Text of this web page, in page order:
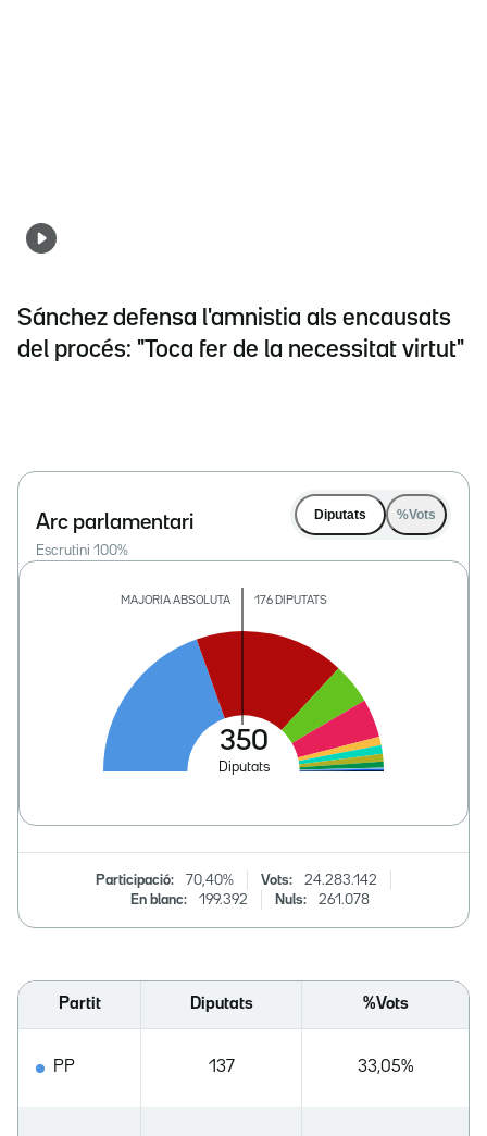
Sánchez defensa l'amnistia als encausats
del procés: "Toca fer de la necessitat virtut"
Arc parlamentari
Escrutini 100%
Diputats %Vots
Participació: 70,40% Vots:
24.283.142
En blanc:
199.392 Nuls: 261.078
Partit Diputats %Vots
PP 137 33,05%